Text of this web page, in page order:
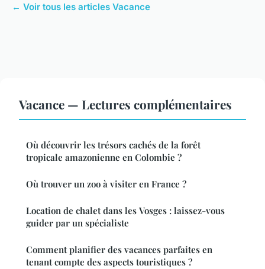
← Voir tous les articles Vacance
Vacance — Lectures complémentaires
Où découvrir les trésors cachés de la forêt
tropicale amazonienne en Colombie ?
Où trouver un zoo à visiter en France ?
Location de chalet dans les Vosges : laissez-vous
guider par un spécialiste
Comment planifier des vacances parfaites en
tenant compte des aspects touristiques ?